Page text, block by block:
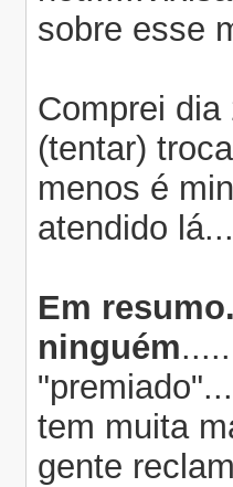
sobre esse
Comprei
(tentar)
menos é
atendido
Em
ninguém
tem muita
gente